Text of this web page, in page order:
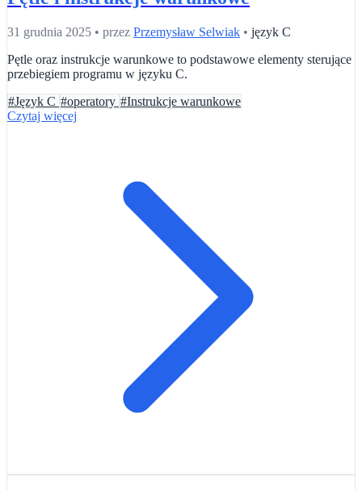
31 grudnia 2025 • przez Przemysław Selwiak • język C
Pętle oraz instrukcje warunkowe to podstawowe elementy sterujące
przebiegiem programu w języku C.
#Język C #operatory #Instrukcje warunkowe
Czytaj więcej